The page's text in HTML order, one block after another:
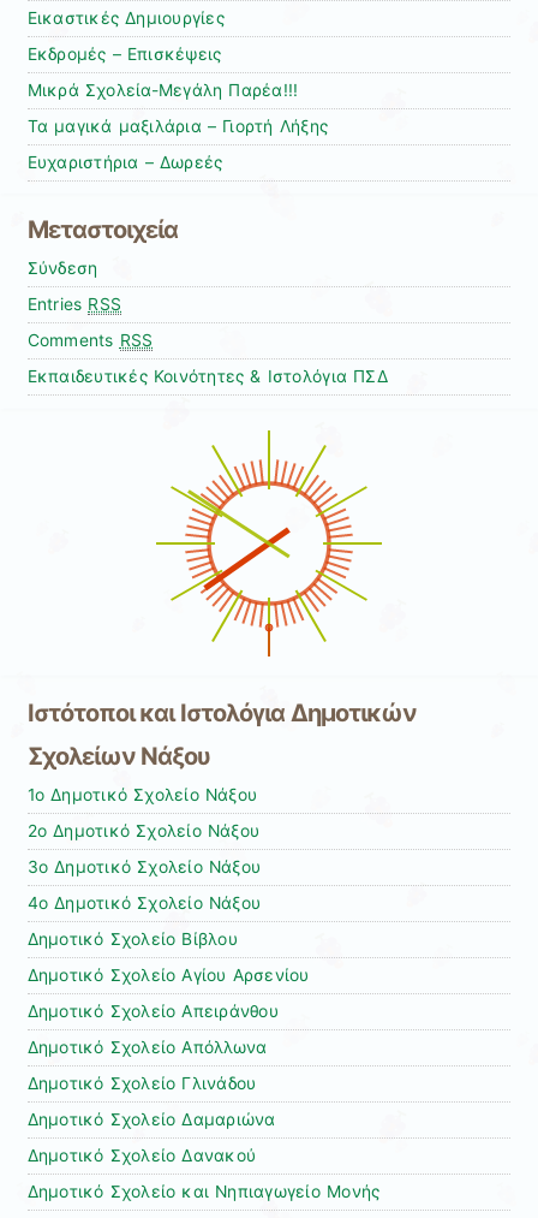
Εικαστικές Δημιουργίες
Εκδρομές – Επισκέψεις
Μικρά Σχολεία-Μεγάλη Παρέα!!!
Τα μαγικά μαξιλάρια – Γιορτή Λήξης
Ευχαριστήρια – Δωρεές
Μεταστοιχεία
Σύνδεση
Entries RSS
Comments RSS
Εκπαιδευτικές Κοινότητες & Ιστολόγια ΠΣΔ
Ιστότοποι και Ιστολόγια Δημοτικών
Σχολείων Νάξου
1ο Δημοτικό Σχολείο Νάξου
2ο Δημοτικό Σχολείο Νάξου
3ο Δημοτικό Σχολείο Νάξου
4ο Δημοτικό Σχολείο Νάξου
Δημοτικό Σχολείο Bίβλου
Δημοτικό Σχολείο Αγίου Αρσενίου
Δημοτικό Σχολείο Απειράνθου
Δημοτικό Σχολείο Απόλλωνα
Δημοτικό Σχολείο Γλινάδου
Δημοτικό Σχολείο Δαμαριώνα
Δημοτικό Σχολείο Δανακού
Δημοτικό Σχολείο και Νηπιαγωγείο Μονής